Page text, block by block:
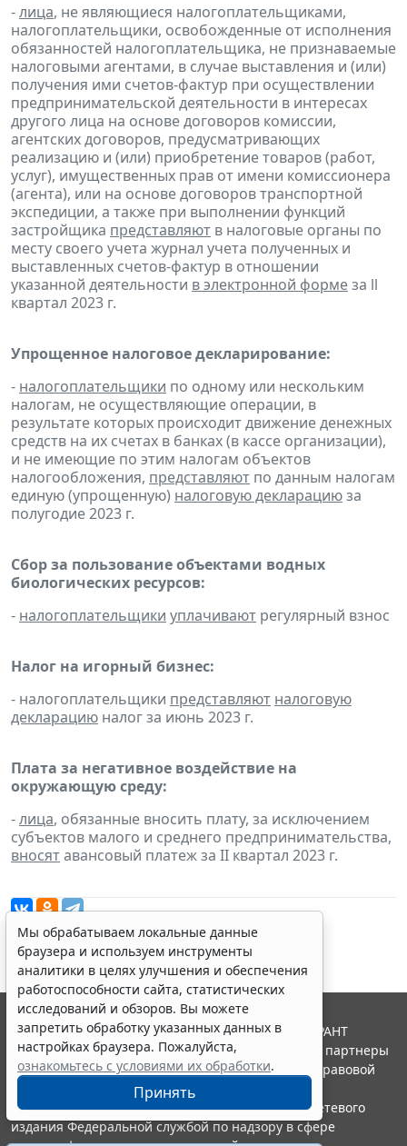
-лица, не являющиеся налогоплательщиками,
налогоплательщики, освобожденные от исполнения
обязанностей налогоплательщика, не признаваемые
налоговыми агентами, в случае выставления и (или)
получения ими счетов-фактур при осуществлении
предпринимательской деятельности в интересах
другого лица на основе договоров комиссии,
агентских договоров, предусматривающих
реализацию и (или) приобретение товаров (работ,
услуг), имущественных прав от имени комиссионера
(агента), или на основе договоров транспортной
экспедиции, а также при выполнении функций
застройщика представляют в налоговые органы по
месту своего учета журнал учета полученных и
выставленных счетов-фактур в отношении
указанной деятельности в электронной формеза ll
квартал 2023 г.
Упрощенное налоговое декларирование:
- налогоплательщики по одному или нескольким
налогам, не осуществляющие операции, в
результате которых происходит движение денежных
средств на их счетах в банках (в кассе организации),
и не имеющие по этим налогам объектов
налогообложения, представляют по данным налогам
единую (упрощенную) налоговую декларациюза
полугодие 2023 г.
Сбор за пользование объектами водных
биологических ресурсов:
- налогоплательщики уплачивают регулярный взнос
Налог на игорный бизнес:
- налогоплательщики представляют налоговую
декларацию налог за июнь 2023 г.
Плата за негативное воздействие на
окружающую среду:
-лица, обязанные вносить плату, за исключением
субъектов малого и среднего предпринимательства,
вносятавансовый платеж за II квартал 2023 г.
Мы обрабатываем локальные данные
браузера и используем инструменты
аналитики в целях улучшения и обеспечения
работоспособности сайта, статистических
исследований и обзоров. Вы можете
запретить обработку указанных данных в
настройках браузера. Пожалуйста,
ознакомьтесь с условиями их обработки.
Принять
© ООО "НПП "ГАРАНТ-СЕРВИС", 2026. Система ГАРАНТ
выпускается с 1990 года. Компания "Гарант" и ее партнеры
являются участниками Российской ассоциации правовой
информации ГАРАНТ.
Портал ГАРАНТ.РУ зарегистрирован в качестве сетевого
издания Федеральной службой по надзору в сфере